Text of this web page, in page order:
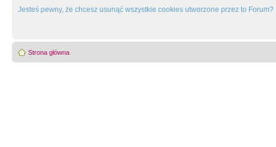
Jesteś pewny, że chcesz usunąć wszystkie cookies utworzone przez to Forum?
Strona główna